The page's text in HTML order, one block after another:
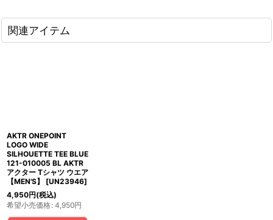
関連アイテム
AKTR ONEPOINT
LOGO WIDE
SILHOUETTE TEE BLUE
121-010005 BL AKTR
アクター Tシャツ ウエア
【MEN'S】
[UN23946]
4,950円(税込)
希望小売価格: 4,950円